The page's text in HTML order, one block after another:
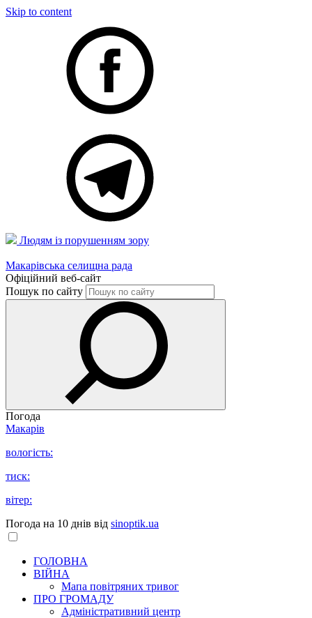
Skip to content
Людям із порушенням зору
Макарівська селищна рада
Офіційний веб-сайт
Пошук по сайту
Погода
Макарів
вологість:
тиск:
вітер:
Погода на 10 днів від sinoptik.ua
ГОЛОВНА
ВІЙНА
Мапа повітряних тривог
ПРО ГРОМАДУ
Aдміністративний центр